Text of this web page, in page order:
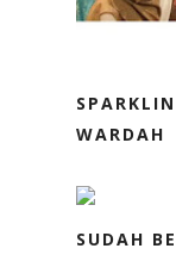
WARDAH
SUDAH